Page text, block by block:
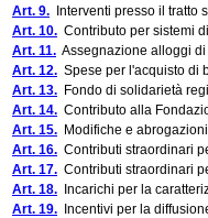
Art. 9. Interventi presso il tratto
Art. 10. Contributo per sistemi
Art. 11. Assegnazione alloggi
Art. 12. Spese per l'acquisto di
Art. 13. Fondo di solidarietà
Art. 14. Contributo alla
Art. 15. Modifiche e
Art. 16. Contributi straordinari
Art. 17. Contributi straordinari
Art. 18. Incarichi per la
Art. 19. Incentivi per la